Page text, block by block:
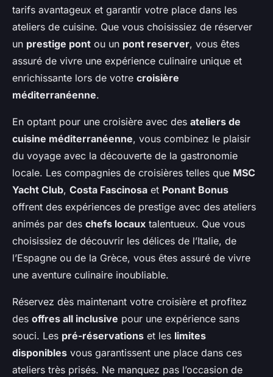
tarifs avantageux et garantir votre place dans les
ateliers de cuisine. Que vous choisissiez de réserver
un prestige pont ou un pont reserver, vous êtes
assuré de vivre une expérience culinaire unique et
enrichissante lors de votre croisière
méditerranéenne.
En optant pour une croisière avec des ateliers de
cuisine méditerranéenne, vous combinez le plaisir
du voyage avec la découverte de la gastronomie
locale. Les compagnies de croisières telles que MSC
Yacht Club, Costa Fascinosa et Ponant Bonus
offrent des expériences de prestige avec des ateliers
animés par des chefs locaux talentueux. Que vous
choisissiez de découvrir les délices de l’Italie, de
l’Espagne ou de la Grèce, vous êtes assuré de vivre
une aventure culinaire inoubliable.
Réservez dès maintenant votre croisière et profitez
des offres all inclusive pour une expérience sans
souci. Les pré-réservations et les limites
disponibles vous garantissent une place dans ces
ateliers très prisés. Ne manquez pas l’occasion de